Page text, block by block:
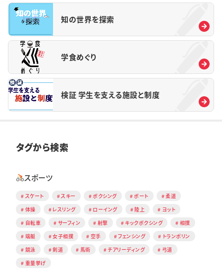
知の世界を探索
学食めぐり
検証 学生を支える施設と制度
タグから検索
スポーツ
スケート スキー ボクシング ボート
柔道
体操
レスリング ローイング 陸上
ヨット
自転車
サーフィン 射撃 キックボクシング
相撲
端艇
女子相撲 空手 フェンシング
トランポリン
競泳
剣道 馬術 チアリーディング
弓道
重量挙げ